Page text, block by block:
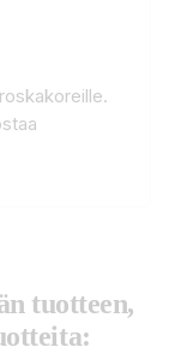
roskakoreille.
tuotteen,